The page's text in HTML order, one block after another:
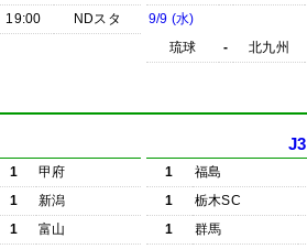
19:00 NDスタ
9/9 (水)
琉球
- 北九州
1
甲府
1
新潟
1
富山
J3
1 福島
1
栃木SC
1
群馬